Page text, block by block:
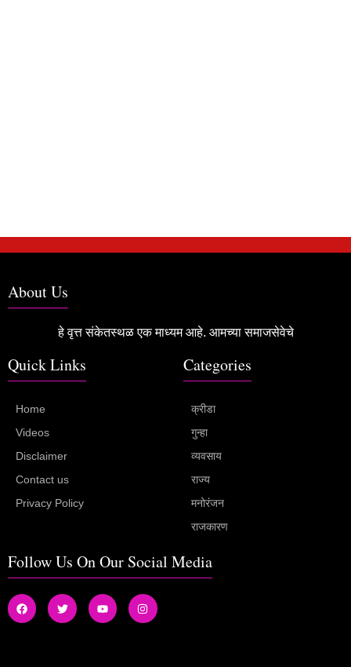
About Us
हे वृत्त संकेतस्थळ एक माध्यम आहे. आमच्या समाजसेवेचे
Quick Links
Home
Videos
Disclaimer
Contact us
Privacy Policy
Categories
क्रीडा
गुन्हा
व्यवसाय
राज्य
मनोरंजन
राजकारण
Follow Us On Our Social Media